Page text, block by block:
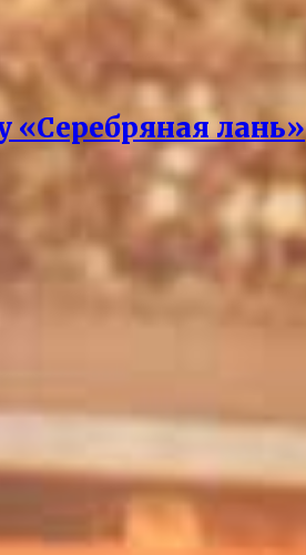
лань»